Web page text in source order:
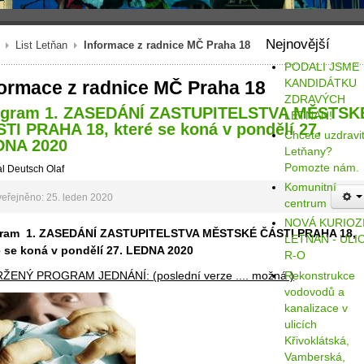
List Letňan Informace z radnice MČ Praha 18
z radnice MČ Praha 18
1. ZASEDÁNÍ ZASTUPITELSTVA
PRAHA 18, které se koná v pondělí 27.
2020
Deutsch Olaf
25. leden 2020
1. ZASEDÁNÍ ZASTUPITELSTVA MĚSTSKÉ ČÁSTI PRAHA 18,
se koná v pondělí 27. LEDNA 2020
PROGRAM JEDNÁNÍ: (poslední verze .... možná )
Nejnovější
PODALI JSME
KANDIDÁTKU
ZDRAVÝCH
LETŇAN!
Chcete uzdravit
Letňany?
Pomozte nám.
Komunitní
centrum
NOVÁ
LETŇAN -
R-O
Rekonstrukce
vodovodů a
kanalizace v
ulicích
Křivoklátská,
Vamberská,